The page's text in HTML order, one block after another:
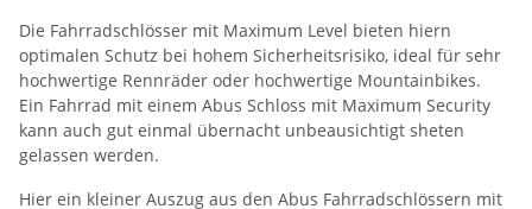
Die Fahrradschlösser mit Maximum Level bieten hiern
optimalen Schutz bei hohem Sicherheitsrisiko, ideal für sehr
hochwertige Rennräder oder hochwertige Mountainbikes.
Ein Fahrrad mit einem Abus Schloss mit Maximum Security
kann auch gut einmal übernacht unbeausichtigt sheten
gelassen werden.
Hier ein kleiner Auszug aus den Abus Fahrradschlössern mit